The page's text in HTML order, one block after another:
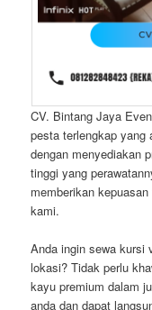
CV. Bintang Jaya
pesta terlengkap
dengan menyediakan
tinggi yang
memberikan
kami.
Anda ingin sewa kursi
lokasi? Tidak perlu
kayu premium dalam
anda dan dapat